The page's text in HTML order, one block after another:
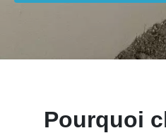
Pourquoi